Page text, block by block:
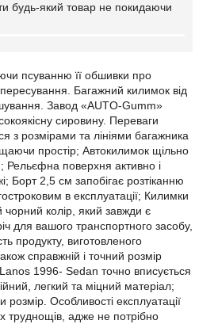
будь-який товар не покидаючи
псуванню її обшивки про
Багажний килимок від
Завод «AUTO-Gumm»
сировину. Переваги
з розмірами та лініями багажника
простір; Автокилимок щільно
Рельєфна поверхня активно і
Борт 2,5 см запобігає розтіканню
в експлуатації; Килимки
чорний колір, який завжди є
для вашого транспортного засобу,
продукту, виготовленого
справжній і точний розмір
1996- Sedan точно вписується
легкий та міцний матеріал;
Особливості експлуатації
труднощів, адже не потрібно